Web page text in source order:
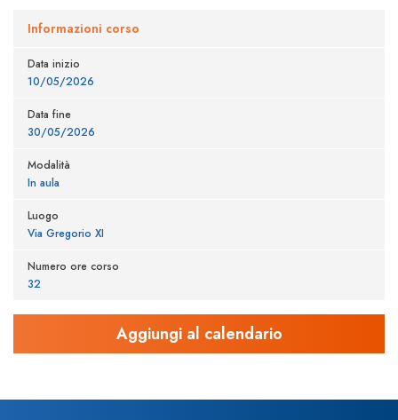
Informazioni corso
Data inizio
10/05/2026
Data fine
30/05/2026
Modalità
In aula
Luogo
Via Gregorio XI
Numero ore corso
32